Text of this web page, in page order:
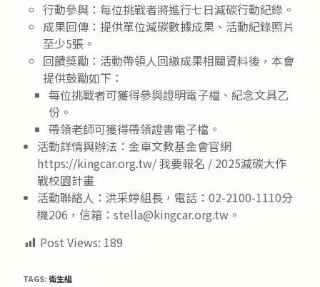
行動參與：每位挑戰者將進行七日減碳行動紀錄。
成果回傳：提供單位減碳數據成果、活動紀錄照片
至少5張。
回饋獎勵：活動帶領人回繳成果相關資料後，本會
提供鼓勵如下：
每位挑戰者可獲得參與證明電子檔、紀念文具乙
份。
帶領老師可獲得帶領證書電子檔。
活動詳情與辦法：金車文教基金會官網
https://kingcar.org.tw/ 我要報名 / 2025減碳大作
戰校園計畫
活動聯絡人：洪采婷組長，電話：02-2100-1110分
機206，信箱：stella@kingcar.org.tw。
Post Views: 189
TAGS:衛生組